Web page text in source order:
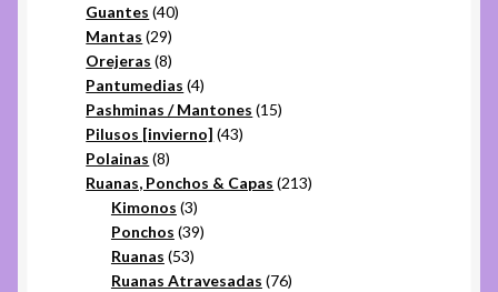
Guantes 4040
Mantas 2929
productos
Orejeras 88
productos
Pantumedias 44
productos
Pashminas / Mantones 1515
Pilusos [invierno] 4343
Polainas 88
productos
Ruanas, Ponchos & Capas 213213
Kimonos 33
productos
Ponchos 3939
Ruanas 5353
productos
Ruanas Atravesadas 7676